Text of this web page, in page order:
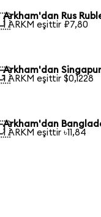
Arkham'dan Rus
1 ARKM eşittir ₽7,80
Arkham'dan
1 ARKM eşittir $0,1228
Arkham'dan
1 ARKM eşittir ৳11,84